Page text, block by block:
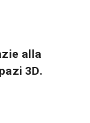
alla
3D.